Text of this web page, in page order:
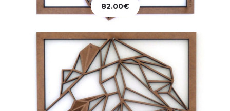
Ajouter au panier
82.00€
Tableau Tête de Lion
82.00